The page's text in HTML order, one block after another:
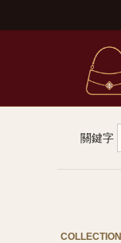
關鍵字
COLLECTION